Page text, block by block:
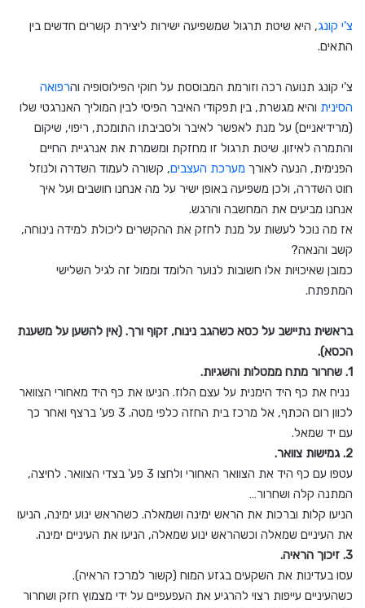
צ'י קונג, היא שיטת תרגול שמשפיעה ישירות ליצירת קשרים חדשים בין
התאים.
צ'י קונג תנועה רכה וזורמת המבוססת על חוקי הפילוסופיה והרפואה
הסינית והיא מגשרת, בין תפקודי האיבר הפיסי לבין המוליך האנרגטי שלו
(מרידיאניים) על מנת לאפשר לאיבר ולסביבתו התומכת, ריפוי, שיקום
והתמרה לאיזון. שיטת תרגול זו מחזקת ומשמרת את אנרגיית החיים
הפנימית, הנעה לאורך מערכת העצבים, קשורה לעמוד השדרה ולנוזל
חוט השדרה, ולכן משפיעה באופן ישיר על מה אנחנו חושבים ועל איך
אנחנו מביעים את המחשבה והרגש.
אז מה נוכל לעשות על מנת לחזק את ההקשרים ליכולת למידה נינוחה,
קשב והנאה?
כמובן שאיכויות אלו חשובות לנוער הלומד וממול זה לגיל השלישי
המתפתח.
בראשית נתיישב על כסא כשהגב נינוח, זקוף ורך. (אין להשען על משענת
הכסא).
1. שחרור מתח ממטלות והשגיות.
נניח את כף היד הימנית על עצם הלוז. הניעו את כף היד מאחורי הצוואר
לכוון רום הכתף, אל מרכז בית החזה כלפי מטה. 3 פע' ברצף ואחר כך
עם יד שמאל.
2. גמישות צוואר.
עטפו עם כף היד את הצוואר האחורי ולחצו 3 פע' בצדי הצוואר. לחיצה,
המתנה קלה ושחרור…
הניעו קלות וברכות את הראש ימינה ושמאלה. כשהראש ינוע ימינה, הניעו
את העיניים שמאלה וכשהראש ינוע שמאלה, הניעו את העיניים ימינה.
3. זיכוך הראיה.
עסו בעדינות את השקעים בגזע המוח (קשור למרכז הראיה).
כשהעיניים עייפות רצוי להרגיע את העפעפיים על ידי מצמוץ חזק ושחרור